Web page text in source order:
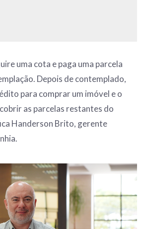
uma cota e paga uma parcela
Depois de contemplado,
para comprar um imóvel e o
as parcelas restantes do
Handerson Brito, gerente